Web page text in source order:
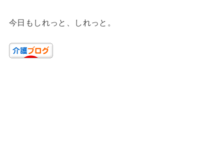
今日もしれっと、しれっと。